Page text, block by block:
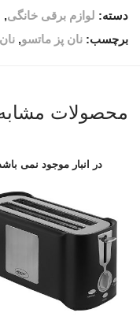
دسته: لوازم برقی خانگی,
برچسب: نان پز ماتسو,
محصولات